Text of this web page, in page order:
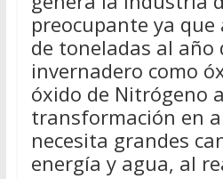
preocupante ya
de toneladas al año
invernadero como
óxido de Nitrógeno
transformación en
necesita grandes
energía y agua, al